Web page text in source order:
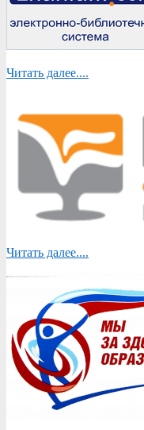
Читать далее....
Читать далее....